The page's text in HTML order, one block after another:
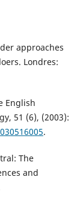
approaches
Londres:
English
51 (6), (2003):
.
The
and